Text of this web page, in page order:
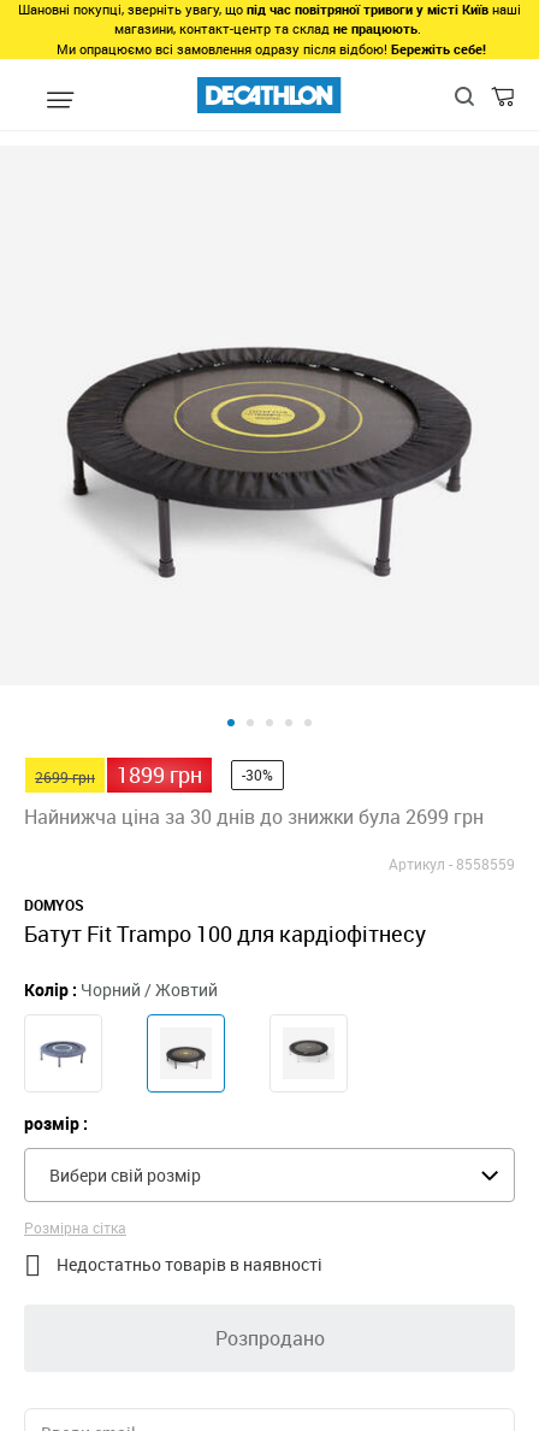
Шановні покупці, зверніть увагу, що під час повітряної тривоги у місті Київ наші
магазини, контакт-центр та склад не працюють.
Ми опрацюємо всі замовлення одразу після відбою! Бережіть себе!
Види спорту Фітнес, спортзал Фітнес Спорядження для
2699 грн 1899 грн -30%
Найнижча ціна за 30 днів до знижки була 2699 грн
Артикул -8558559
DOMYOS
Батут Fit Trampo 100 для кардіофітнесу
Колір : Чорний / Жовтий
розмір :
Вибери свій розмір
Розмірна сітка
 Недостатньо товарів в наявності
Розпродано